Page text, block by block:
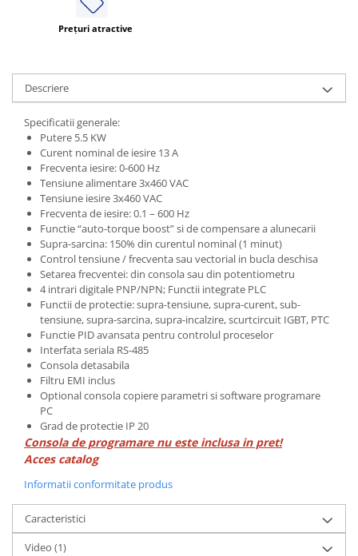
Prețuri atractive
Descriere
Specificatii generale:
Putere 5.5 KW
Curent nominal de iesire 13 A
Frecventa iesire: 0-600 Hz
Tensiune alimentare 3x460 VAC
Tensiune iesire 3x460 VAC
Frecventa de iesire: 0.1 – 600 Hz
Functie “auto-torque boost” si de compensare a alunecarii
Supra-sarcina: 150% din curentul nominal (1 minut)
Control tensiune / frecventa sau vectorial in bucla deschisa
Setarea frecventei: din consola sau din potentiometru
4 intrari digitale PNP/NPN; Functii integrate PLC
Functii de protectie: supra-tensiune, supra-curent, sub-
tensiune, supra-sarcina, supra-incalzire, scurtcircuit IGBT, PTC
Functie PID avansata pentru controlul proceselor
Interfata seriala RS-485
Consola detasabila
Filtru EMI inclus
Optional consola copiere parametri si software programare
PC
Grad de protectie IP 20
Consola de programare nu este inclusa in pret!
Acces catalog
Informatii conformitate produs
Caracteristici
Video (1)